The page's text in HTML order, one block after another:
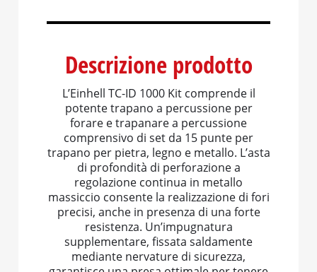
Descrizione prodotto
L’Einhell TC-ID 1000 Kit comprende il
potente trapano a percussione per
forare e trapanare a percussione
comprensivo di set da 15 punte per
trapano per pietra, legno e metallo. L’asta
di profondità di perforazione a
regolazione continua in metallo
massiccio consente la realizzazione di fori
precisi, anche in presenza di una forte
resistenza. Un’impugnatura
supplementare, fissata saldamente
mediante nervature di sicurezza,